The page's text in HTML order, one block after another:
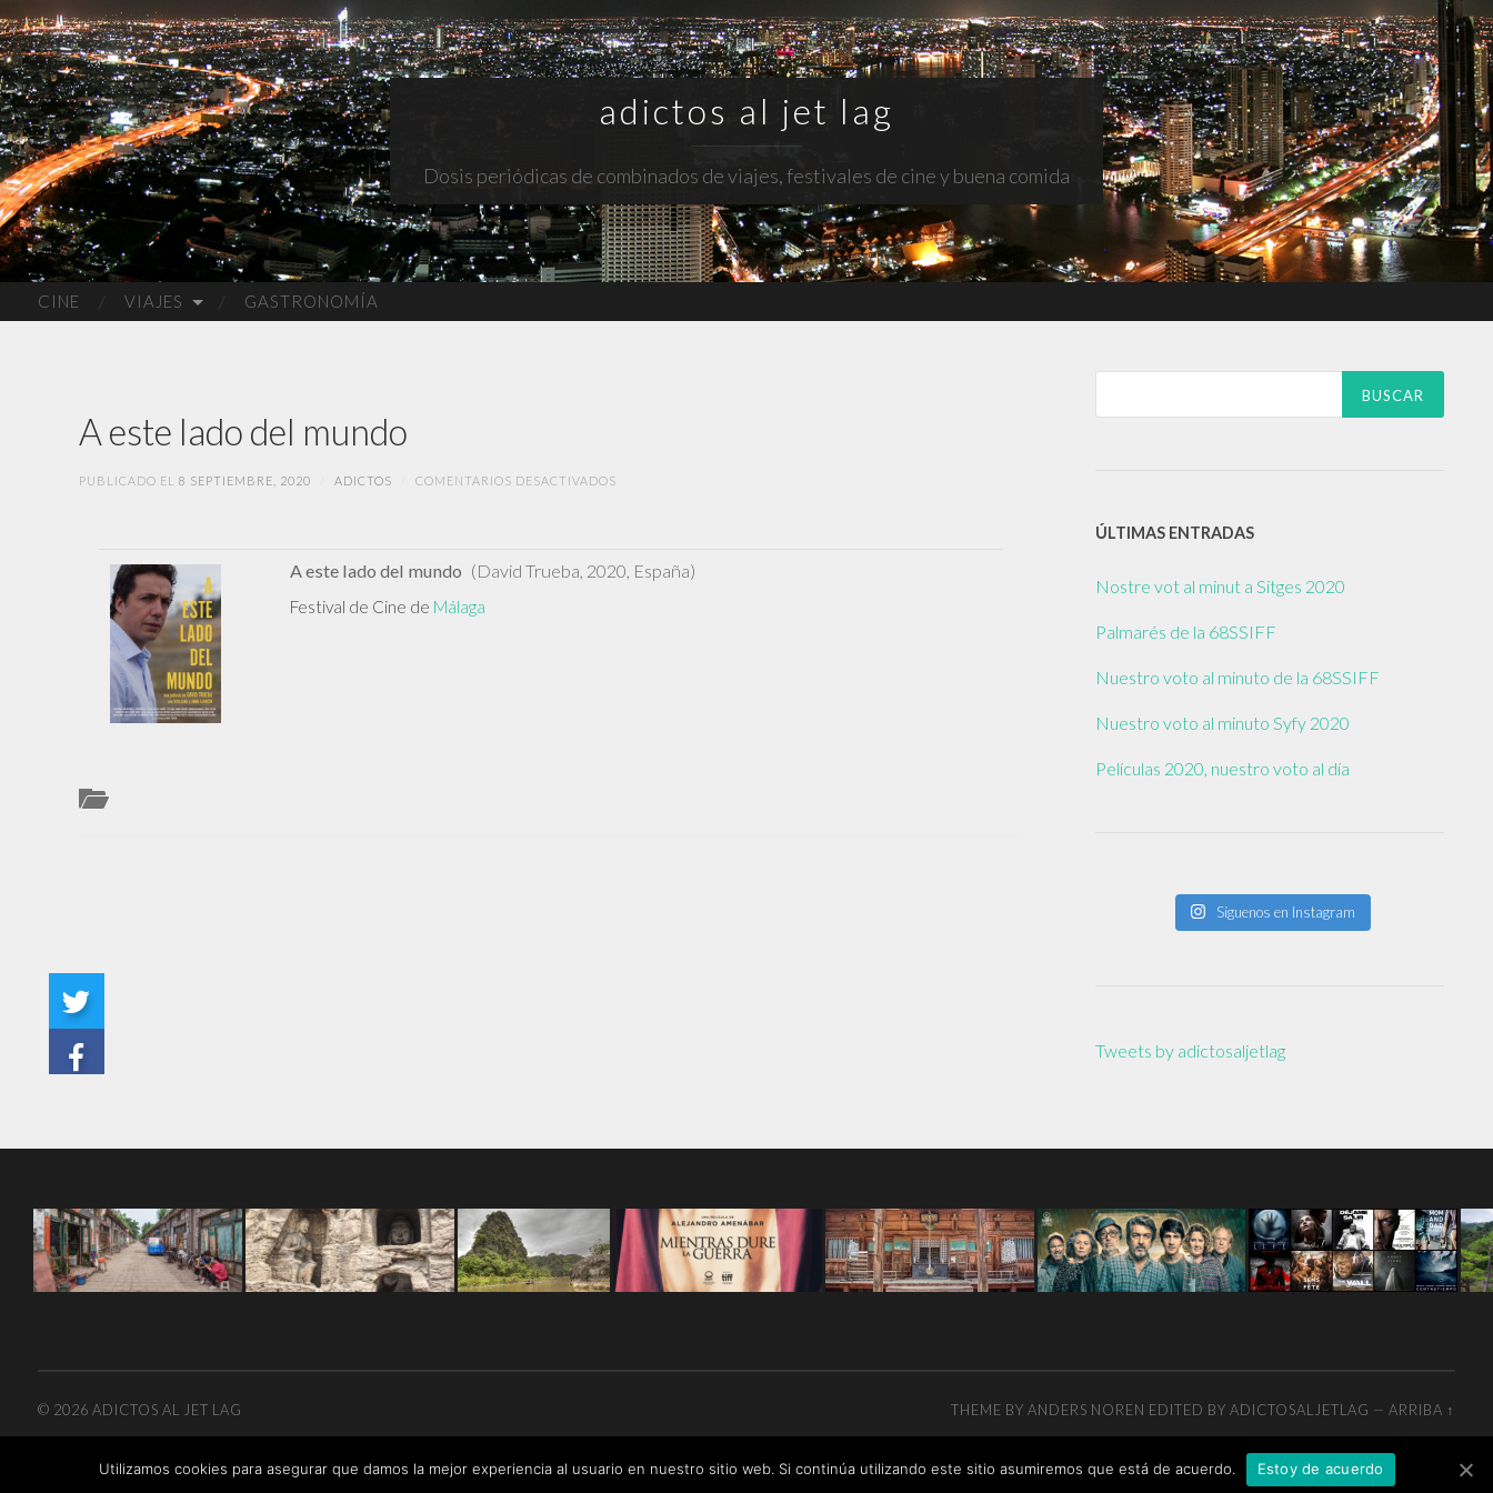
adictos al jet lag
Dosis periódicas de combinados de viajes, festivales de cine y buena comida
CINE VIAJES GASTRONOMÍA
A este lado del mundo
PUBLICADO EL 8 SEPTIEMBRE, 2020 ADICTOS COMENTARIOS DESACTIVADOSEN
A este lado del mundo (David Trueba, 2020, España)
Festival de Cine de Málaga
ÚLTIMAS ENTRADAS
Nostre vot al minut a Sitges 2020
Palmarés de la 68SSIFF
Nuestro voto al minuto de la 68SSIFF
Nuestro voto al minuto Syfy 2020
Películas 2020, nuestro voto al día
Síguenos en Instagram
Tweets by adictosaljetlag
© 2026 ADICTOS AL JET LAG THEME BYANDERS NOREN EDITED BY ADICTOSALJETLAG —ARRIBA ↑
Utilizamos cookies para asegurar que damos la mejor experiencia al usuario en nuestro sitio web. Si continúa utilizando este sitio asumiremos que está de acuerdo. Estoy de acuerdo